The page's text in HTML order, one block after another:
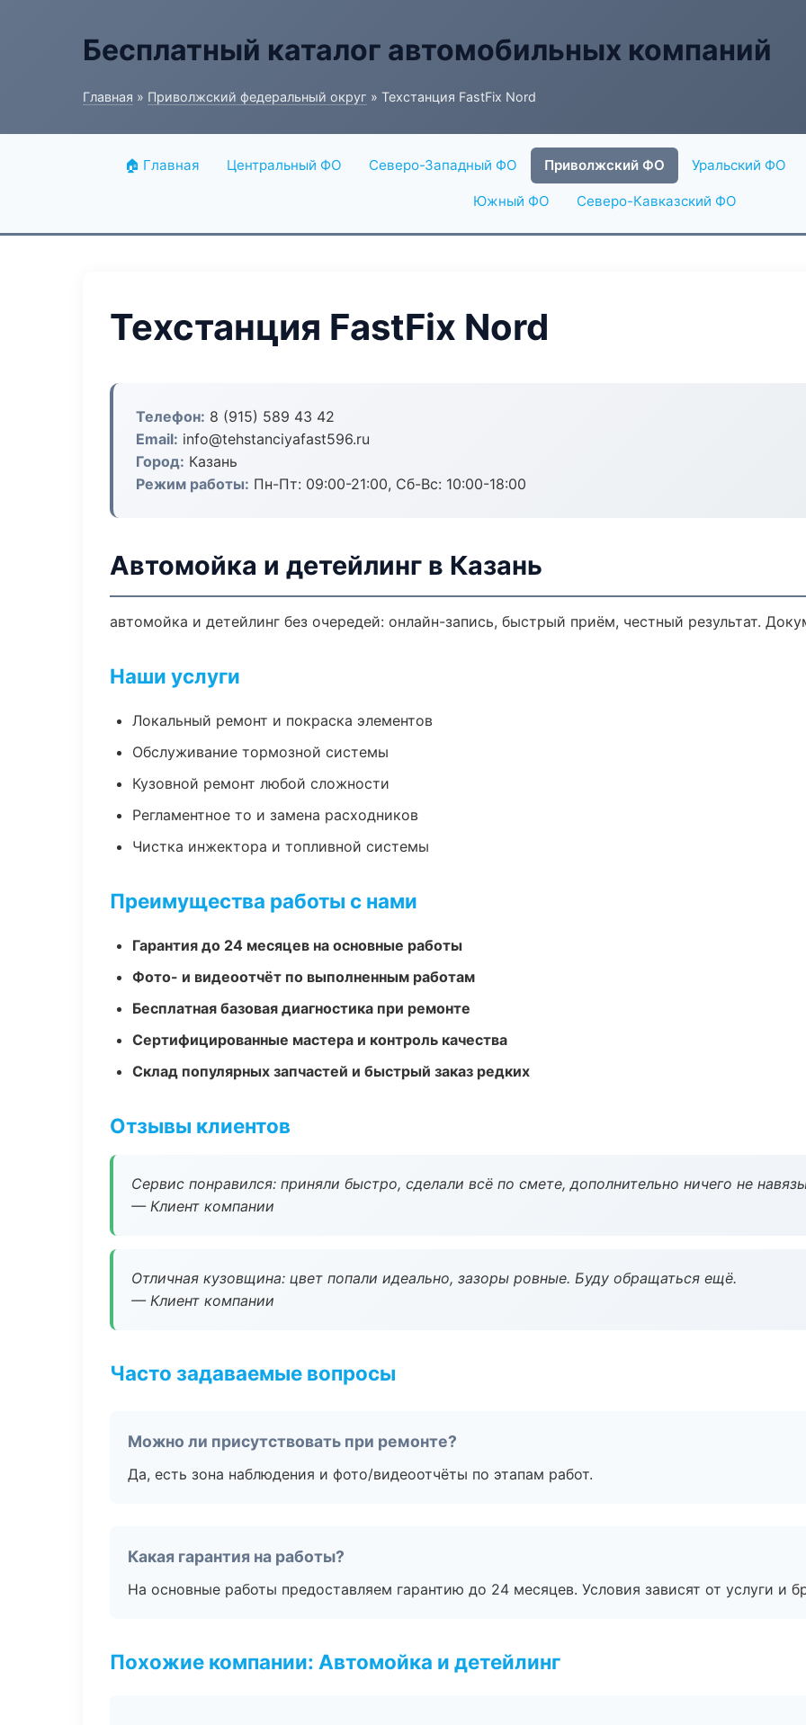
Бесплатный каталог автомобильных компаний
Главная » Приволжский федеральный округ » Техстанция FastFix Nord
🏠 Главная Центральный ФО Северо-Западный ФО Приволжский ФО Уральский ФО
Южный ФО Северо-Кавказский ФО
Техстанция FastFix Nord
Телефон: 8 (915) 589 43 42
Email: info@tehstanciyafast596.ru
Город: Казань
Режим работы: Пн-Пт: 09:00-21:00, Сб-Вс: 10:00-18:00
Автомойка и детейлинг в Казань
автомойка и детейлинг без очередей: онлайн-запись, быстрый приём, честный результат.
Наши услуги
Локальный ремонт и покраска элементов
Обслуживание тормозной системы
Кузовной ремонт любой сложности
Регламентное то и замена расходников
Чистка инжектора и топливной системы
Преимущества работы с нами
Гарантия до 24 месяцев на основные работы
Фото- и видеоотчёт по выполненным работам
Бесплатная базовая диагностика при ремонте
Сертифицированные мастера и контроль качества
Склад популярных запчастей и быстрый заказ редких
Отзывы клиентов
Сервис понравился: приняли быстро, сделали всё по смете, дополнительно ничего не
— Клиент компании
Отличная кузовщина: цвет попали идеально, зазоры ровные. Буду обращаться ещё.
— Клиент компании
Часто задаваемые вопросы
Можно ли присутствовать при ремонте?
Да, есть зона наблюдения и фото/видеоотчёты по этапам работ.
Какая гарантия на работы?
На основные работы предоставляем гарантию до 24 месяцев. Условия зависят от услуги и
Похожие компании: Автомойка и детейлинг